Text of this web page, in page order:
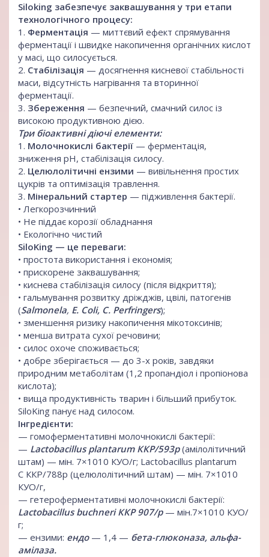
Siloking забезпечує заквашування у три етапи
технологічного процесу:
1. Ферментація — миттєвий ефект спрямування
ферментації і швидке накопичення органічних кислот
у масі, що силосується.
2. Стабілізація — досягнення кисневої стабільності
маси, відсутність нагрівання та вторинної
ферментації.
3. Збереження — безпечний, смачний силос із
високою продуктивною дією.
Три біоактивні діючі елементи:
1. Молочнокислі бактерії — ферментація,
зниження pH, стабілізація силосу.
2. Целюлолітичні ензими — вивільнення простих
цукрів та оптимізація травлення.
3. Мінеральний стартер — підживлення бактерії.
• Легкорозчинний
• Не піддає корозії обладнання
• Екологічно чистий
SiloKing — це переваги:
• простота використання і економія;
• прискорене заквашування;
• киснева стабілізація силосу (після відкриття);
• гальмування розвитку дріжджів, цвілі, патогенів
(Salmonela, E. Coli, C. Perfringers);
• зменшення ризику накопичення мікотоксинів;
• менша витрата сухої речовини;
• силос охоче споживається;
• добре зберігається — до 3-х років, завдяки
природним метаболітам (1,2 пропандіол і пропіонова
кислота);
• вища продуктивність тварин і більший прибуток.
SiloKing панує над силосом.
Інгредієнти:
— гомоферментативні молочнокислі бактерії:
— Lactobacillus plantarum ККР/593р(амілолітичний
штам) — мін. 7×1010 КУО/г; Lactobacillus plantarum
С ККР/788р (целюлолітичний штам) — мін. 7×1010
КУО/г,
— гетероферментативні молочнокислі бактерії:
Lactobacillus buchneri ККР 907/р — мін.7×1010 КУО/
г;
— ензими: ендо — 1,4 — бета-глюконаза, альфа-
амілаза.